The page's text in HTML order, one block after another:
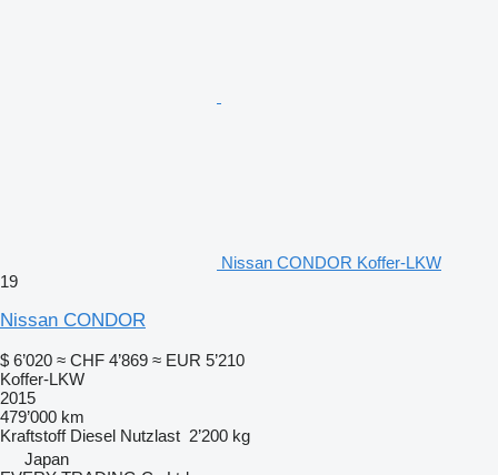
Nissan CONDOR Koffer-LKW
19
Nissan CONDOR
$ 6’020 ≈ CHF 4’869 ≈ EUR 5’210
Koffer-LKW
2015
479’000 km
Kraftstoff Diesel Nutzlast 2’200 kg
Japan